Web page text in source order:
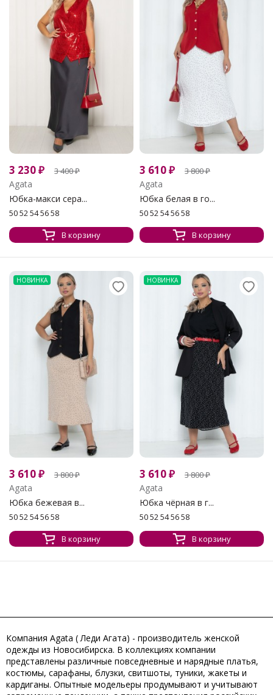
3 230₽ 3 400₽
Agata
Юбка-макси сера...
50 52 54 56 58
В корзину
3 610₽ 3 800₽
Agata
Юбка белая в го...
50 52 54 56 58
В корзину
НОВИНКА
3 610₽ 3 800₽
Agata
Юбка бежевая в...
50 52 54 56 58
В корзину
НОВИНКА
3 610₽ 3 800₽
Agata
Юбка чёрная в г...
50 52 54 56 58
В корзину
Компания Agata ( Леди Агата) - производитель женской
одежды из Новосибирска. В коллекциях компании
представлены различные повседневные и нарядные платья,
костюмы, сарафаны, блузки, свитшоты, туники, жакеты и
кардиганы. Опытные модельеры продумывают и учитывают